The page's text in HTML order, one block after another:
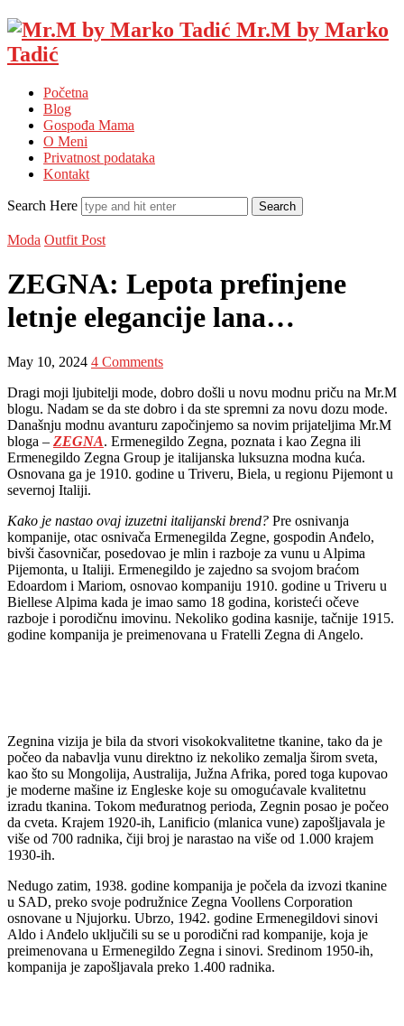
Mr.M by Marko
Tadić
Početna
Blog
Gospođa Mama
O Meni
Privatnost podataka
Kontakt
Search Here
Moda Outfit Post
ZEGNA: Lepota prefinjene
letnje elegancije lana…
May 10, 2024 4 Comments
Dragi moji ljubitelji mode, dobro došli u novu modnu priču na Mr.M
blogu. Nadam se da ste dobro i da ste spremni za novu dozu mode.
Današnju modnu avanturu započinjemo sa novim prijateljima Mr.M
bloga – ZEGNA. Ermenegildo Zegna, poznata i kao Zegna ili
Ermenegildo Zegna Group je italijanska luksuzna modna kuća.
Osnovana ga je 1910. godine u Triveru, Biela, u regionu Pijemont u
severnoj Italiji.
Kako je nastao ovaj izuzetni italijanski brend? Pre osnivanja
kompanije, otac osnivača Ermenegilda Zegne, gospodin Anđelo,
bivši časovničar, posedovao je mlin i razboje za vunu u Alpima
Pijemonta, u Italiji. Ermenegildo je zajedno sa svojom braćom
Edoardom i Mariom, osnovao kompaniju 1910. godine u Triveru u
Biellese Alpima kada je imao samo 18 godina, koristeći očeve
razboje i porodičnu imovinu. Nekoliko godina kasnije, tačnije 1915.
godine kompanija je preimenovana u Fratelli Zegna di Angelo.
Zegnina vizija je bila da stvori visokokvalitetne tkanine, tako da je
počeo da nabavlja vunu direktno iz nekoliko zemalja širom sveta,
kao što su Mongolija, Australija, Južna Afrika, pored toga kupovao
je moderne mašine iz Engleske koje su omogućavale kvalitetnu
izradu tkanina. Tokom međuratnog perioda, Zegnin posao je počeo
da cveta. Krajem 1920-ih, Lanificio (mlanica vune) zapošljavala je
više od 700 radnika, čiji broj je narastao na više od 1.000 krajem
1930-ih.
Nedugo zatim, 1938. godine kompanija je počela da izvozi tkanine
u SAD, preko svoje podružnice Zegna Voollens Corporation
osnovane u Njujorku. Ubrzo, 1942. godine Ermenegildovi sinovi
Aldo i Anđelo uključili su se u porodični rad kompanije, koja je
preimenovana u Ermenegildo Zegna i sinovi. Sredinom 1950-ih,
kompanija je zapošljavala preko 1.400 radnika.